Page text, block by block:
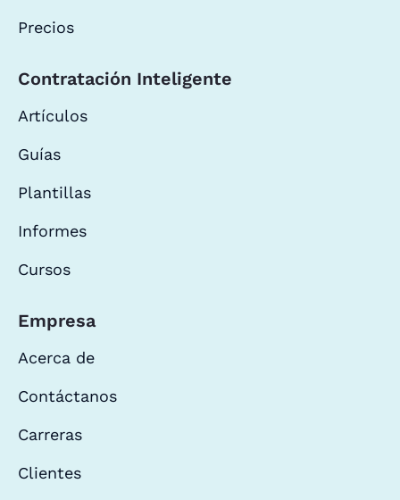
Precios
Contratación Inteligente
Artículos
Guías
Plantillas
Informes
Cursos
Empresa
Acerca de
Contáctanos
Carreras
Clientes